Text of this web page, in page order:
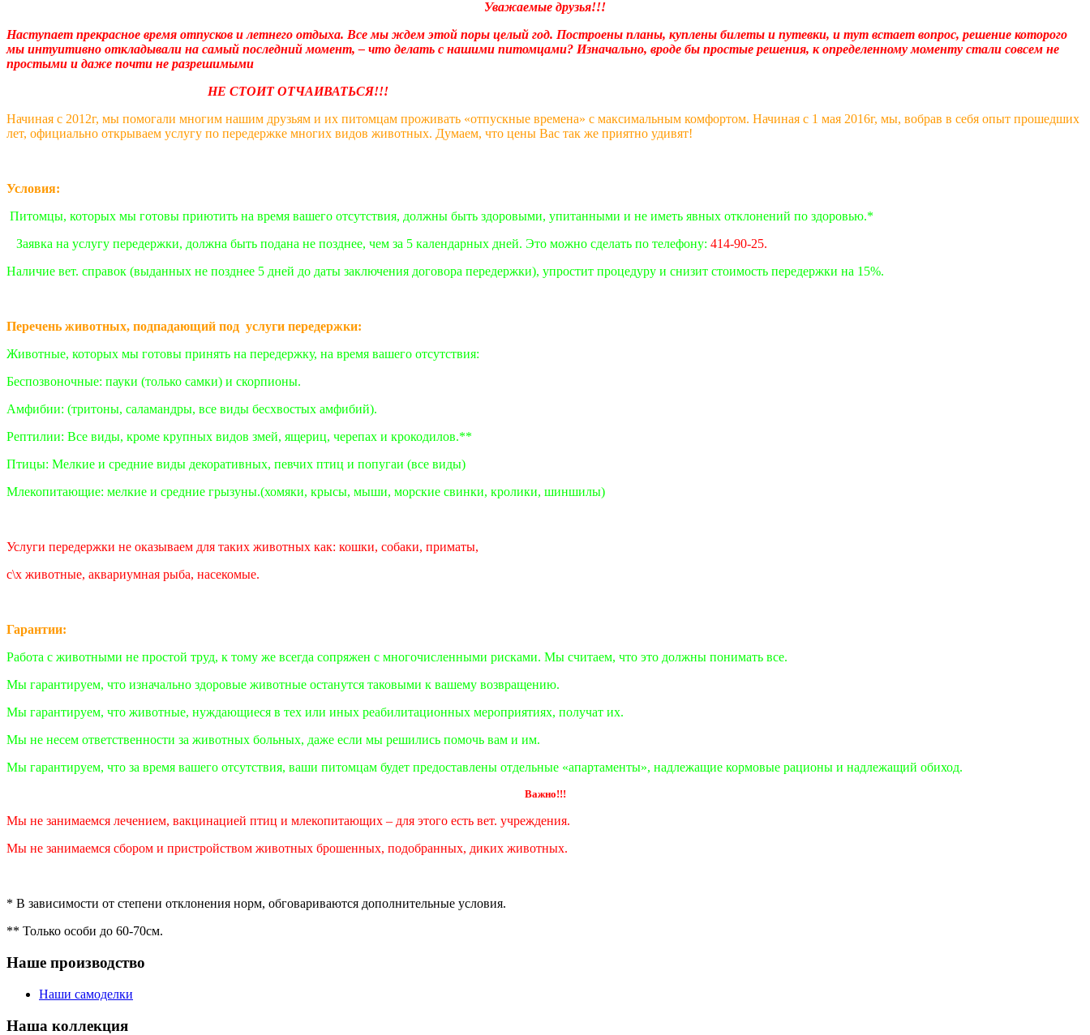
Уважаемые друзья!!!
Наступает прекрасное время отпусков и летнего отдыха. Все мы ждем этой поры целый год. Построены планы, куплены билеты и путевки, и тут встает вопрос, решение которого
мы интуитивно откладывали на самый последний момент, – что делать с нашими питомцами? Изначально, вроде бы простые решения, к определенному моменту стали совсем не
простыми и даже почти не разрешимыми
НЕ СТОИТ ОТЧАИВАТЬСЯ!!!
Начиная с 2012г, мы помогали многим нашим друзьям и их питомцам проживать «отпускные времена» с максимальным комфортом. Начиная с 1 мая 2016г, мы, вобрав в себя опыт прошедших
лет, официально открываем услугу по передержке многих видов животных. Думаем, что цены Вас так же приятно удивят!
Условия:
Питомцы, которых мы готовы приютить на время вашего отсутствия, должны быть здоровыми, упитанными и не иметь явных отклонений по здоровью.*
Заявка на услугу передержки, должна быть подана не позднее, чем за 5 календарных дней. Это можно сделать по телефону: 414-90-25.
Наличие вет. справок (выданных не позднее 5 дней до даты заключения договора передержки), упростит процедуру и снизит стоимость передержки на 15%.
Перечень животных, подпадающий под услуги передержки:
Животные, которых мы готовы принять на передержку, на время вашего отсутствия:
Беспозвоночные: пауки (только самки) и скорпионы.
Амфибии: (тритоны, саламандры, все виды бесхвостых амфибий).
Рептилии: Все виды, кроме крупных видов змей, ящериц, черепах и крокодилов.**
Птицы: Мелкие и средние виды декоративных, певчих птиц и попугаи (все виды)
Млекопитающие: мелкие и средние грызуны.(хомяки, крысы, мыши, морские свинки, кролики, шиншилы)
Услуги передержки не оказываем для таких животных как: кошки, собаки, приматы,
с\х животные, аквариумная рыба, насекомые.
Гарантии:
Работа с животными не простой труд, к тому же всегда сопряжен с многочисленными рисками. Мы считаем, что это должны понимать все.
Мы гарантируем, что изначально здоровые животные останутся таковыми к вашему возвращению.
Мы гарантируем, что животные, нуждающиеся в тех или иных реабилитационных мероприятиях, получат их.
Мы не несем ответственности за животных больных, даже если мы решились помочь вам и им.
Мы гарантируем, что за время вашего отсутствия, ваши питомцам будет предоставлены отдельные «апартаменты», надлежащие кормовые рационы и надлежащий обиход.
Важно!!!
Мы не занимаемся лечением, вакцинацией птиц и млекопитающих – для этого есть вет. учреждения.
Мы не занимаемся сбором и пристройством животных брошенных, подобранных, диких животных.
* В зависимости от степени отклонения норм, обговариваются дополнительные условия.
** Только особи до 60-70см.
Наше производство
Наши самоделки
Наша коллекция